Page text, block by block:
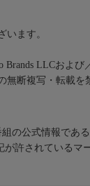
います。
LLCおよ
断複写・転載を
の公式情報である
許されているマ